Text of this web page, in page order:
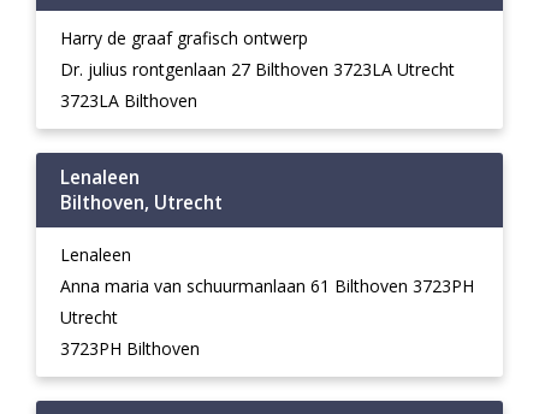
Harry de graaf grafisch ontwerp
Dr. julius rontgenlaan 27 Bilthoven 3723LA Utrecht
3723LA Bilthoven
Lenaleen
Bilthoven, Utrecht
Lenaleen
Anna maria van schuurmanlaan 61 Bilthoven 3723PH
Utrecht
3723PH Bilthoven